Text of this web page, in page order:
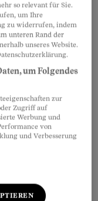
Aarau,
und
Therapie
und Patienten
damit
zu sein»,
so relevant für Sie.
um Ihre
zu widerrufen, indem
unteren Rand der
unseres Website.
um Folgendes
zur
Zugriff auf
Werbung und
von
und Verbesserung